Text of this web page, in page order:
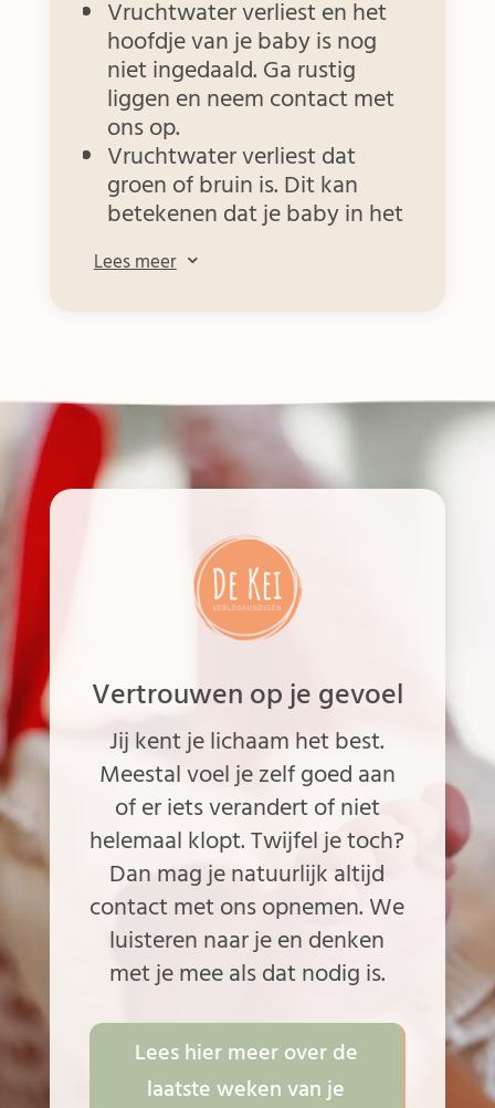
Vruchtwater verliest en het
hoofdje van je baby is nog
niet ingedaald. Ga rustig
liggen en neem contact met
ons op.
Vruchtwater verliest dat
groen of bruin is. Dit kan
betekenen dat je baby in het
(meconium). Neem in dat
(zoals bij een flinke
menstruatie)
Regelmatige, pijnlijke weeën
hebt die elke 4 à 5 minuten
komen en ongeveer een
minuut duren. Bel ons zodra
je ze anderhalf uur lang hebt
Je vliezen breken en het
vruchtwater is helder. Bel ons
tussen 09.00 en 21.00 uur (’s
nachts hoef je niet direct te
bellen, tenzij er iets
bijzonders is)
Je net thuis bent gekomen na
een ziekenhuisbevalling. Laat
het ons weten zodat we je
kunnen begeleiden in de
kraamtijd
Je koorts hebt of andere
klachten die je niet vertrouwt
Lees meer 3
Vertrouwen op je gevoel
Jij kent je lichaam het best.
Meestal voel je zelf goed aan
of er iets verandert of niet
helemaal klopt. Twijfel je toch?
Dan mag je natuurlijk altijd
contact met ons opnemen. We
luisteren naar je en denken
met je mee als dat nodig is.
Lees hier meer over de
laatste weken van je